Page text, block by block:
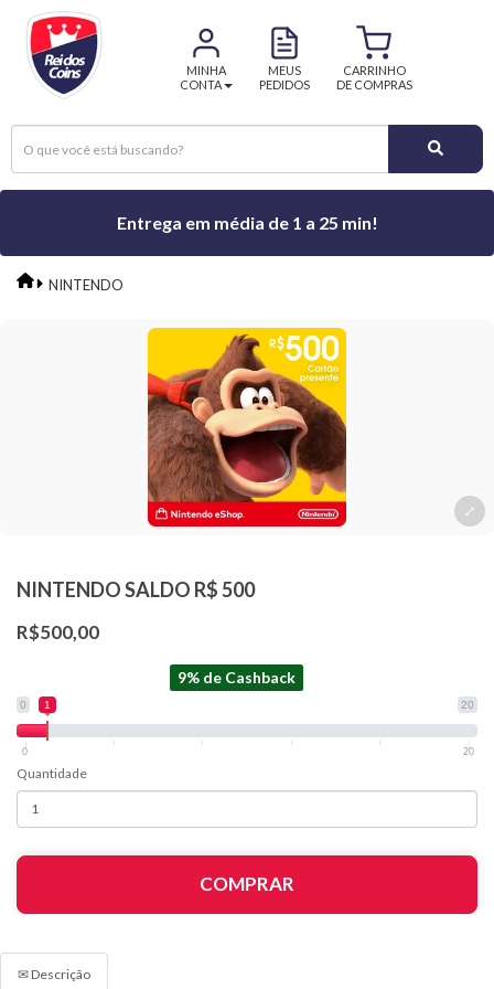
MINHA
CONTA
MEUS
PEDIDOS
CARRINHO
DE COMPRAS
Entrega em média de 1 a 25 min!
NINTENDO
NINTENDO SALDO R$ 500
R$500,00
9% de Cashback
0 20
1
0 20
Quantidade
COMPRAR
✉ Descrição